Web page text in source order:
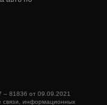
81836 от 09.09.2021
связи, информационных